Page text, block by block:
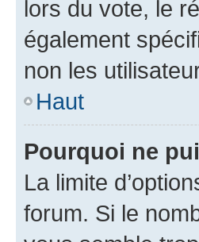
lors du vote, le
également
non les
Haut
Pourquoi ne
La limite
forum. Si le